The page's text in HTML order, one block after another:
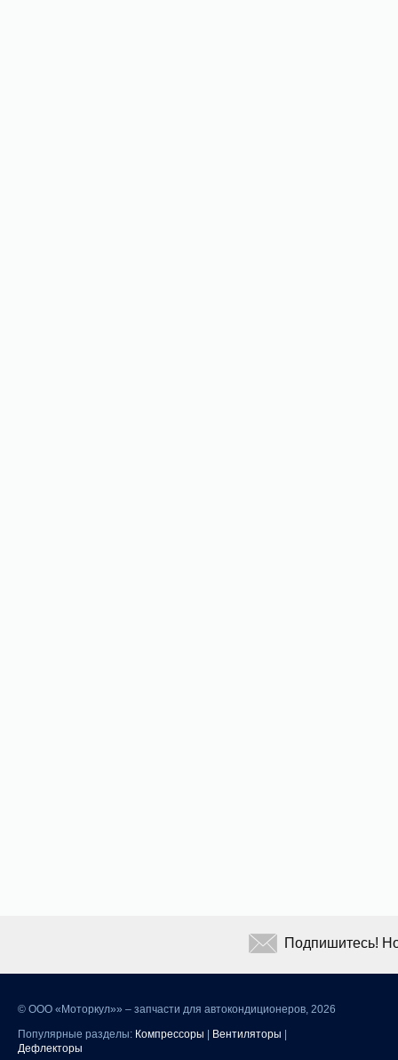
© ООО «Моторкул»» – запчасти для автокондиционеров, 2026
Популярные разделы: Компрессоры Вентиляторы
Дефлекторы
Подпишитесь!